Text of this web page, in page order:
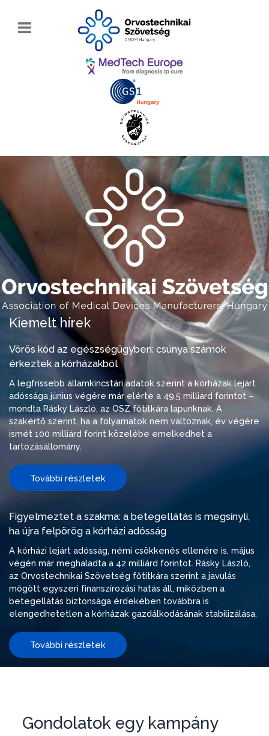
Kiemelt hírek
Vörös kód az egészségügyben: csúnya számok
érkeztek a kórházakból
A legfrissebb államkincstári adatok szerint a kórházak lejárt
adóssága június végére már elérte a 49,5 milliárd forintot –
mondta Rásky László, az OSZ főtitkára lapunknak. A
szakértő szerint, ha a folyamatok nem változnak, év végére
ismét 100 milliárd forint közelébe emelkedhet a
tartozásállomány.
További részletek
Figyelmeztet a szakma: a betegellátás is megsínyli,
ha újra felpörög a kórházi adósság
A kórházi lejárt adósság, némi csökkenés ellenére is, május
végén már meghaladta a 42 milliárd forintot. Rásky László,
az Orvostechnikai Szövetség főtitkára szerint a javulás
mögött egyszeri finanszírozási hatás áll, miközben a
betegellátás biztonsága érdekében továbbra is
elengedhetetlen a kórházak gazdálkodásának stabilizálása.
További részletek
Gondolatok egy kampány